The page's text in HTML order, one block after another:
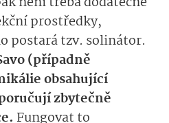
prostředky,
postará tzv. solinátor.
(případně
obsahující
zbytečně
Fungovat to